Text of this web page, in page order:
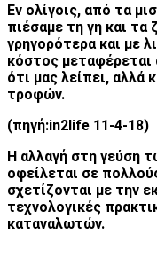
Εν ολίγοις, από τα
πιέσαμε τη γη και
γρηγορότερα και με
κόστος μεταφέρεται
ότι μας λείπει,
τροφών.
(πηγή:in2life 11-4-18)
Η αλλαγή στη γεύση
οφείλεται σε
σχετίζονται με την
τεχνολογικές
καταναλωτών.